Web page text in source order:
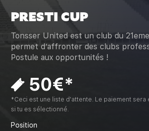
PRESTI CUP
Tonsser United est un club du
permet d’affronter des clubs
Postule aux opportunités !
50€*
*Ceci est une liste d'attente. Le paiement sera
si tu es sélectionné.
Position